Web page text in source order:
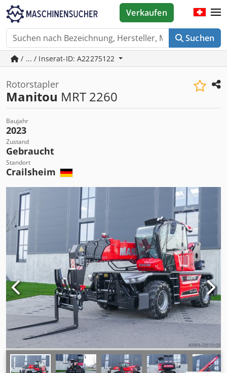
Suchen
Verkaufen
/ ... / Inserat-ID: A22275122
Rotorstapler
Manitou MRT 2260
Baujahr
2023
Zustand
Gebraucht
Standort
Crailsheim